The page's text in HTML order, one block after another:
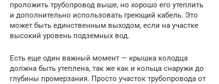
проложить трубопровод выше, но хорошо его утеплить
и дополнительно использовать греющий кабель. Это
может быть единственным выходом, если на участке
высокий уровень подземных вод.
Есть еще один важный момент — крышка колодца
должна быть утеплена, так же как и кольца снаружи до
глубины промерзания. Просто участок трубопровода от